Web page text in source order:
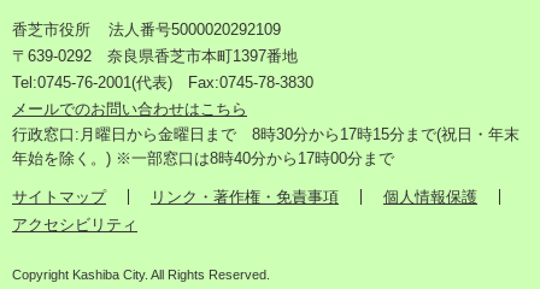
香芝市役所
法人番号5000020292109
〒639-0292 奈良県香芝市本町1397番地
Tel:0745-76-2001(代表) Fax:0745-78-3830
メールでのお問い合わせはこちら
行政窓口:月曜日から金曜日まで 8時30分から17時15分まで(祝日・年末
年始を除く。) ※一部窓口は8時40分から17時00分まで
サイトマップ リンク・著作権・免責事項
個人情報保護
アクセシビリティ
Copyright Kashiba City. All Rights Reserved.